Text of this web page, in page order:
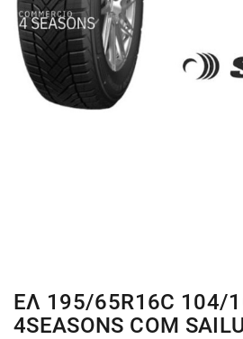
ΕΛ 195/65R16C 104/
4SEASONS COM